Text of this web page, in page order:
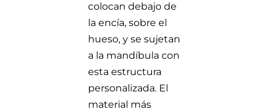
colocan debajo de
la encía, sobre el
hueso, y se sujetan
a la mandíbula con
esta estructura
personalizada. El
material más